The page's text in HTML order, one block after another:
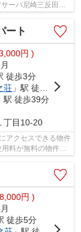
ーバ尼崎三反田店
ート
円 )
徒歩3分
荘 」駅 徒歩28分
駅 徒歩39分
丁目10-20
アクセスできる物件
料が無料の物件で
円 )
徒歩5分